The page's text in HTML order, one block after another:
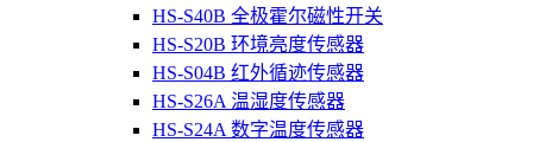
HS-S40B 全极霍尔磁性开关
HS-S20B 环境亮度传感器
HS-S04B 红外循迹传感器
HS-S26A 温湿度传感器
HS-S24A 数字温度传感器